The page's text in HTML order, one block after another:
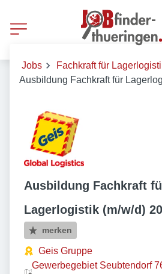
Jobs
Fachkraft für
Ausbildung Fachkraft für
Ausbildung Fachkraft
Lagerlogistik (m/w/d)
merken
Geis Gruppe
Gewerbegebiet Seubtendorf